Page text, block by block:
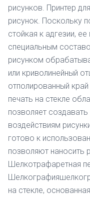
рисунков. Принтер
рисунок. Поскольку
стойкая к адгезии,
специальным
рисунком
или криволинейный
отполированный
печать на стекле
позволяет
воздействиям
готово к
позволяют наносить
Шелкотрафаретная
на стекле,